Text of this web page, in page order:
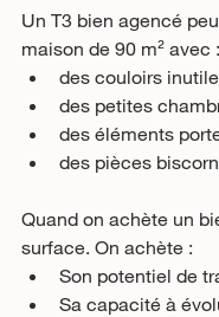
Un T3 bien agencé
maison de 90 m² avec :
des couloirs
des petites
des éléments
des pièces
Quand on achète un
surface. On achète :
Son potentiel de
Sa capacité à